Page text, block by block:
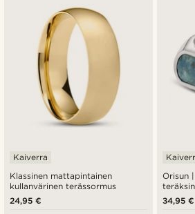
Klassinen mattapintainen
kullanvärinen terässormus
Kaiverra
24,95 €
Orisun
34,95 €